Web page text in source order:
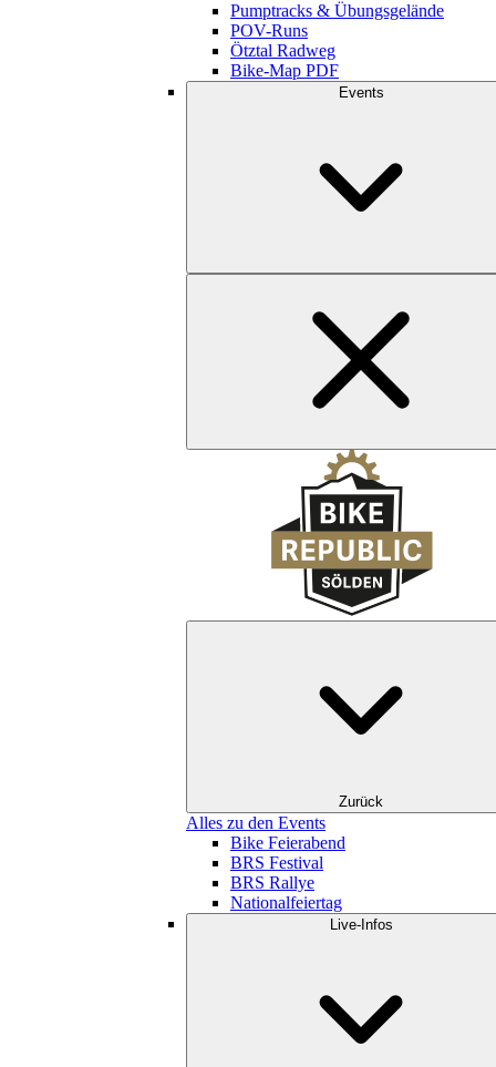
Pumptracks & Übungsgelände
POV-Runs
Ötztal Radweg
Bike-Map PDF
Events
Zurück
Alles zu den Events
Bike Feierabend
BRS Festival
BRS Rallye
Nationalfeiertag
Live-Infos